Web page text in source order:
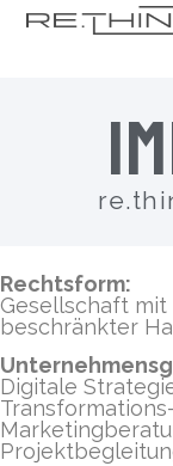
Rechtsform:
Gesellschaft mit
beschränkter
Digitale